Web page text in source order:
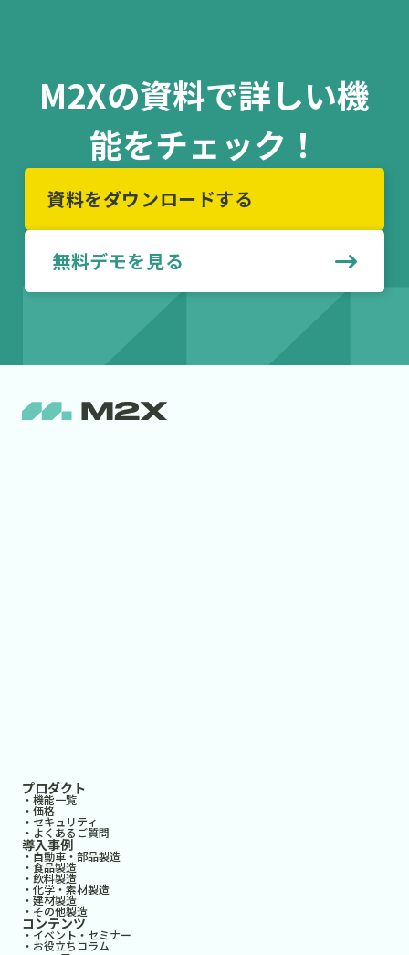
M2Xの資料で詳しい機
能をチェック！
資料をダウンロードする
無料デモを見る
プロダクト
・機能一覧
・価格
・セキュリティ
・よくあるご質問
導入事例
・自動車・部品製造
・食品製造
・飲料製造
・化学・素材製造
・建材製造
・その他製造
コンテンツ
・イベント・セミナー
・お役立ちコラム